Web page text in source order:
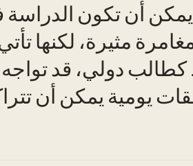
يمكن أن تكون الدراسة
مثيرة، لكنها
كطالب دولي، قد
يومية يمكن أن